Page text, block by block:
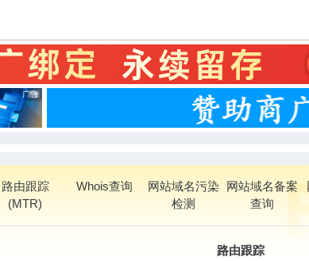
广告
路由跟踪
(MTR)
Whois查询
网站域名污染
检测
网站域名备案
查询
路由跟踪